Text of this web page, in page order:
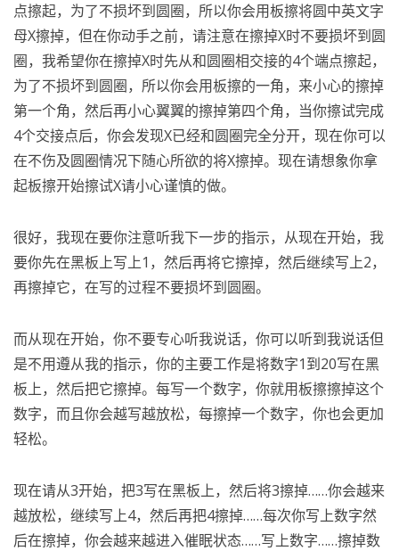
点擦起，为了不损坏到圆圈，所以你会用板擦将圆中英文字
母X擦掉，但在你动手之前，请注意在擦掉X时不要损坏到圆
圈，我希望你在擦掉X时先从和圆圈相交接的4个端点擦起，
为了不损坏到圆圈，所以你会用板擦的一角，来小心的擦掉
第一个角，然后再小心翼翼的擦掉第四个角，当你擦试完成
4个交接点后，你会发现X已经和圆圈完全分开，现在你可以
在不伤及圆圈情况下随心所欲的将X擦掉。现在请想象你拿
起板擦开始擦试X请小心谨慎的做。
很好，我现在要你注意听我下一步的指示，从现在开始，我
要你先在黑板上写上1，然后再将它擦掉，然后继续写上2，
再擦掉它，在写的过程不要损坏到圆圈。
而从现在开始，你不要专心听我说话，你可以听到我说话但
是不用遵从我的指示，你的主要工作是将数字1到20写在黑
板上，然后把它擦掉。每写一个数字，你就用板擦擦掉这个
数字，而且你会越写越放松，每擦掉一个数字，你也会更加
轻松。
现在请从3开始，把3写在黑板上，然后将3擦掉……你会越来
越放松，继续写上4，然后再把4擦掉……每次你写上数字然
后在擦掉，你会越来越进入催眠状态……写上数字……擦掉数